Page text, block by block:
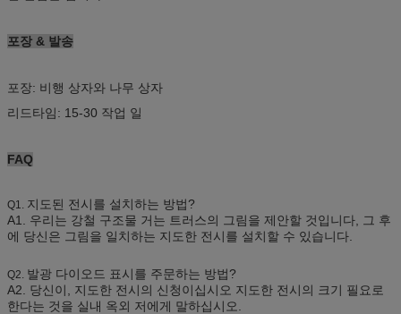
포장 & 발송
포장: 비행 상자와 나무 상자
리드타임: 15-30 작업 일
FAQ
Q1. 지도된 전시를 설치하는 방법?
A1. 우리는 강철 구조물 거는 트러스의 그림을 제안할 것입니다, 그 후
에 당신은 그림을 일치하는 지도한 전시를 설치할 수 있습니다.
Q2. 발광 다이오드 표시를 주문하는 방법?
A2. 당신이, 지도한 전시의 신청이십시오 지도한 전시의 크기 필요로
한다는 것을 실내 옥외 저에게 말하십시오.